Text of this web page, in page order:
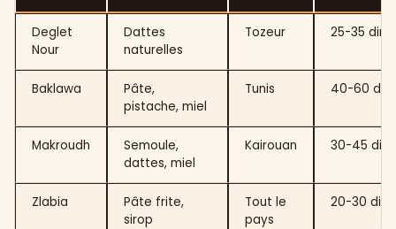
Deglet
Nour
Dattes
naturelles
Tozeur 25-35
Baklawa
Pâte,
pistache, miel
Tunis 40-60
Makroudh
Semoule,
dattes, miel
Kairouan 30-45
Zlabia
Pâte frite,
sirop
Tout le
pays
20-30